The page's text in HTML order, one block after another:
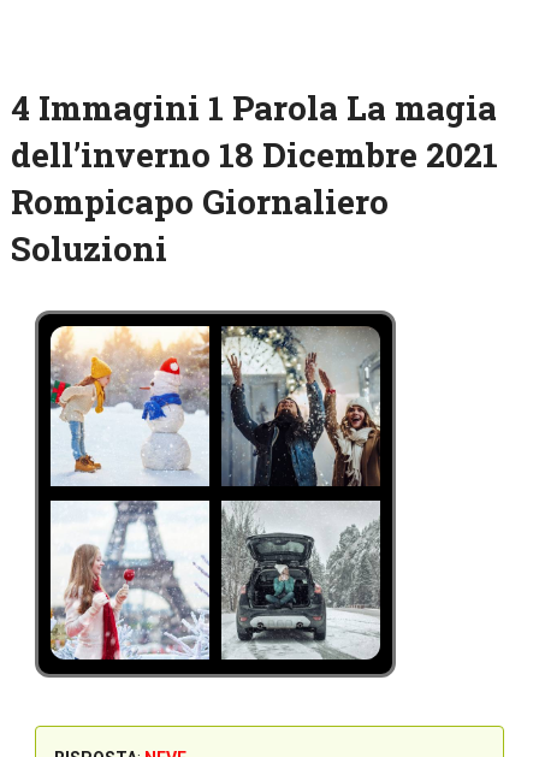
4 Immagini 1 Parola La magia
dell’inverno 18 Dicembre 2021
Rompicapo Giornaliero
Soluzioni